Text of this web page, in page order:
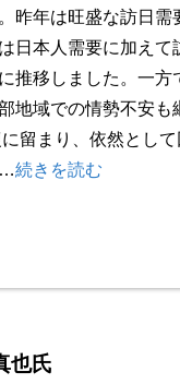
昨年は旺盛な訪日需
日本人需要に加えて
推移しました。一方
地域での情勢不安
留まり、依然とし
続きを読む
也氏